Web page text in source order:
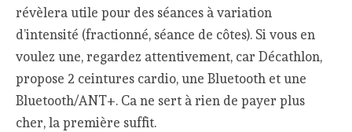
révèlera utile pour des séances à variation
d’intensité (fractionné, séance de côtes). Si vous en
voulez une, regardez attentivement, car Décathlon,
propose 2 ceintures cardio, une Bluetooth et une
Bluetooth/ANT+. Ca ne sert à rien de payer plus
cher, la première suffit.